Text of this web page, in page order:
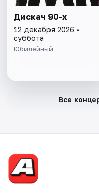
Дискач 90-х
12 декабря 2026 •
суббота
Юбилейный
Все